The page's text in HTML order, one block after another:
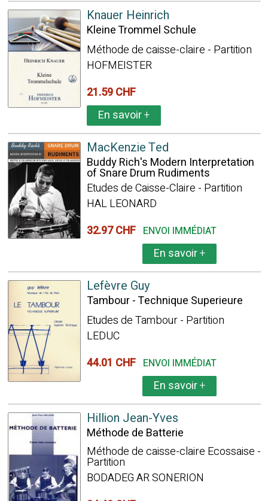
Knauer Heinrich
Kleine Trommel Schule
Méthode de caisse-claire - Partition
HOFMEISTER
21.59 CHF
En savoir+
MacKenzie Ted
Buddy Rich's Modern Interpretation
of Snare Drum Rudiments
Etudes de Caisse-Claire - Partition
HAL LEONARD
32.97 CHF ENVOI IMMÉDIAT
En savoir+
Lefèvre Guy
Tambour - Technique Superieure
Etudes de Tambour - Partition
LEDUC
44.01 CHF ENVOI IMMÉDIAT
En savoir+
Hillion Jean-Yves
Méthode de Batterie
Méthode de caisse-claire Ecossaise -
Partition
BODADEG AR SONERION